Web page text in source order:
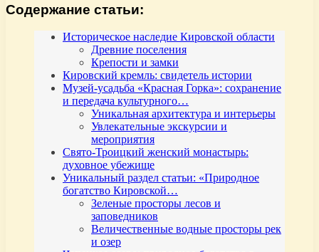
Содержание статьи:
Историческое наследие Кировской области
Древние поселения
Крепости и замки
Кировский кремль: свидетель истории
Музей-усадьба «Красная Горка»: сохранение
и передача культурного…
Уникальная архитектура и интерьеры
Увлекательные экскурсии и
мероприятия
Свято-Троицкий женский монастырь:
духовное убежище
Уникальный раздел статьи: «Природное
богатство Кировской…
Зеленые просторы лесов и
заповедников
Величественные водные просторы рек
и озер